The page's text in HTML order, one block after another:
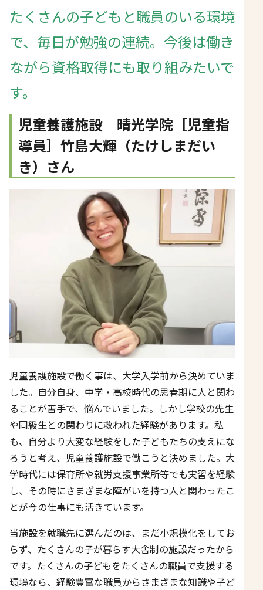
たくさんの子どもと職員のいる環境
で、毎日が勉強の連続。今後は働き
ながら資格取得にも取り組みたいで
す。
児童養護施設 晴光学院［児童指
導員］竹島大輝（たけしまだい
き）さん
児童養護施設で働く事は、大学入学前から決めていま
した。自分自身、中学・高校時代の思春期に人と関わ
ることが苦手で、悩んでいました。しかし学校の先生
や同級生との関わりに救われた経験があります。私
も、自分より大変な経験をした子どもたちの支えにな
ろうと考え、児童養護施設で働こうと決めました。大
学時代には保育所や就労支援事業所等でも実習を経験
し、その時にさまざまな障がいを持つ人と関わったこ
とが今の仕事にも活きています。
当施設を就職先に選んだのは、まだ小規模化をしてお
らず、たくさんの子が暮らす大舎制の施設だったから
です。たくさんの子どもをたくさんの職員で支援する
環境なら、経験豊富な職員からさまざまな知識や子ど